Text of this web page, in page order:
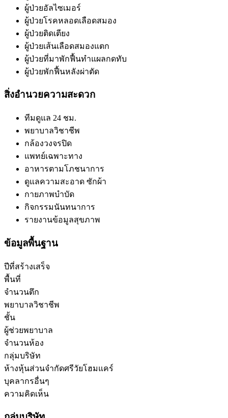
ผู้ป่วยอัลไซเมอร์
ผู้ป่วยโรคหลอดเลือดสมอง
ผู้ป่วยติดเตียง
ผู้ป่วยเส้นเลือดสมองแตก
ผู้ป่วยที่มาพักฟื้นทำแผลกดทับ
ผู้ป่วยพักฟื้นหลังผ่าตัด
สิ่งอำนวยความสะดวก
ทีมดูแล 24 ชม.
พยาบาลวิชาชีพ
กล้องวงจรปิด
แพทย์เฉพาะทาง
อาหารตามโภชนาการ
ดูแลความสะอาด ซักผ้า
กายภาพบำบัด
กิจกรรมนันทนาการ
รายงานข้อมูลสุขภาพ
ข้อมูลพื้นฐาน
ปีที่สร้างเสร็จ
พื้นที่
จำนวนตึก
พยาบาลวิชาชีพ
ชั้น
ผู้ช่วยพยาบาล
จำนวนห้อง
กลุ่มบริษัท
ห้างหุ้นส่วนจำกัดศรีวัยโฮมแคร์
บุคลากรอื่นๆ
ความคิดเห็น